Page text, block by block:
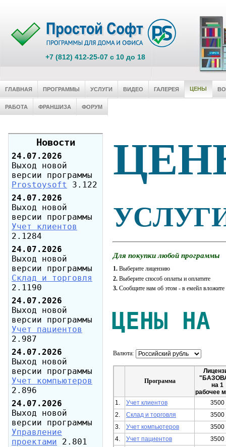
+7 (812) 412-25-07 c 10 до 18
ГЛАВНАЯ ПРОГРАММЫ УСЛУГИ ВИДЕО ГАЛЕРЕЯ ЦЕНЫ
РАБОТА ФРАНШИЗА ФОРУМ
Новости
24.07.2026
Выход новой
версии программы
Prostoysoft
3.122
24.07.2026
Выход новой
версии программы
Учет клиентов
2.1284
24.07.2026
Выход новой
версии программы
Склад и торговля
2.1190
24.07.2026
Выход новой
версии программы
Учет пациентов
2.987
24.07.2026
Выход новой
версии программы
Учет компьютеров
2.896
24.07.2026
Выход новой
версии программы
Управление
проектами 2.801
Для покупки любой программы
1. Выберите лицензию
2. Выберите способ оплаты и оплатите
3. Сообщите нам об этом - в емейл
ЦЕНЫ
Валюта:
Программа
на 1
рабочее
1.
Учет клиентов
3500
2.
Склад и торговля
3500
3.
Учет компьютеров
3500
4.
Учет пациентов
3500